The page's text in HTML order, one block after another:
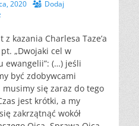
2020
Dodaj
z kazania Charlesa Taze’a
„Dwojaki cel w
ewangelii”: (…) jeśli
być zdobywcami
musimy się zaraz do tego
jest krótki, a my
zakrzątnąć wokół